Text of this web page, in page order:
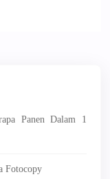
Panen Dalam 1
Fotocopy